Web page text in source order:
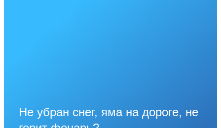
Не убран снег, яма на дороге, не